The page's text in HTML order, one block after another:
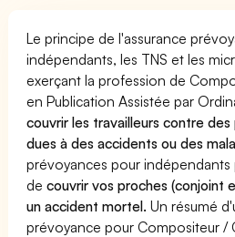
Le principe de l'assurance
indépendants, les TNS et les
exerçant la profession de
en Publication Assistée par
couvrir les travailleurs contre
dues à des accidents ou des
prévoyances pour
decouvrir vos proches (conjoint
un accident mortel. Un résumé
prévoyance pour Compositeur /